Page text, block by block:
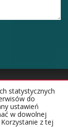
statystycznych
do
ustawień
w dowolnej
z tej